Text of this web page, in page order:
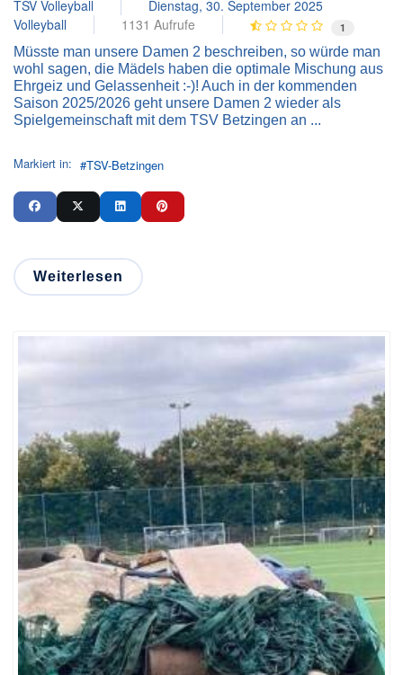
TSV Volleyball
Dienstag, 30. September 2025
Volleyball
1131 Aufrufe 1
Müsste man unsere Damen 2 beschreiben, so würde man
wohl sagen, die Mädels haben die optimale Mischung aus
Ehrgeiz und Gelassenheit :-)! Auch in der kommenden
Saison 2025/2026 geht unsere Damen 2 wieder als
Spielgemeinschaft mit dem TSV Betzingen an ...
Markiert in: TSV-Betzingen
Weiterlesen